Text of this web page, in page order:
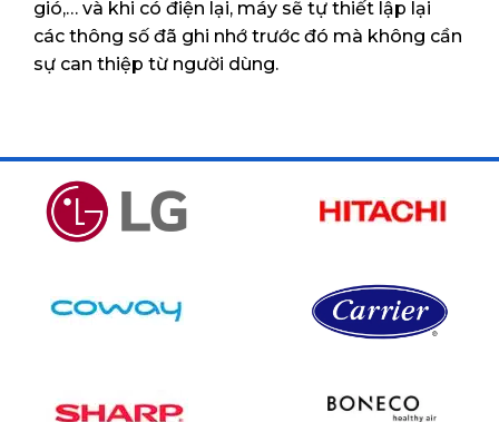
gió,… và khi có điện lại, máy sẽ tự thiết lập lại
các thông số đã ghi nhớ trước đó mà không cần
sự can thiệp từ người dùng.